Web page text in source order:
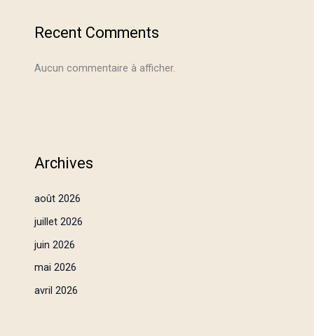
Recent Comments
Aucun commentaire à afficher.
Archives
août 2026
juillet 2026
juin 2026
mai 2026
avril 2026